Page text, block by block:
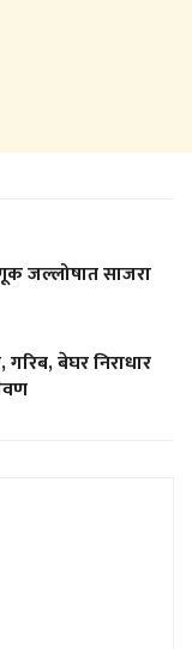
जल्लोषात साजरा
बेघर निराधार